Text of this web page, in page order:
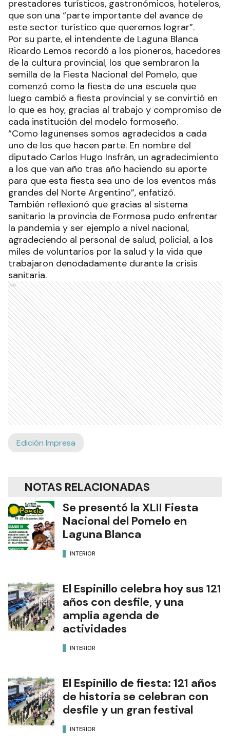
prestadores turísticos, gastronómicos, hoteleros,
que son una “parte importante del avance de
este sector turístico que queremos lograr”.
Por su parte, el intendente de Laguna Blanca
Ricardo Lemos recordó a los pioneros, hacedores
de la cultura provincial, los que sembraron la
semilla de la Fiesta Nacional del Pomelo, que
comenzó como la fiesta de una escuela que
luego cambió a fiesta provincial y se convirtió en
lo que es hoy, gracias al trabajo y compromiso de
cada institución del modelo formoseño.
“Como lagunenses somos agradecidos a cada
uno de los que hacen parte. En nombre del
diputado Carlos Hugo Insfrán, un agradecimiento
a los que van año tras año haciendo su aporte
para que esta fiesta sea uno de los eventos más
grandes del Norte Argentino”, enfatizó.
También reflexionó que gracias al sistema
sanitario la provincia de Formosa pudo enfrentar
la pandemia y ser ejemplo a nivel nacional,
agradeciendo al personal de salud, policial, a los
miles de voluntarios por la salud y la vida que
trabajaron denodadamente durante la crisis
sanitaria.
Ads
Edición Impresa
NOTAS RELACIONADAS
Se presentó la XLII Fiesta
Nacional del Pomelo en
Laguna Blanca
INTERIOR
El Espinillo celebra hoy sus 121
años con desfile, y una
amplia agenda de
actividades
INTERIOR
El Espinillo de fiesta: 121 años
de historia se celebran con
desfile y un gran festival
INTERIOR